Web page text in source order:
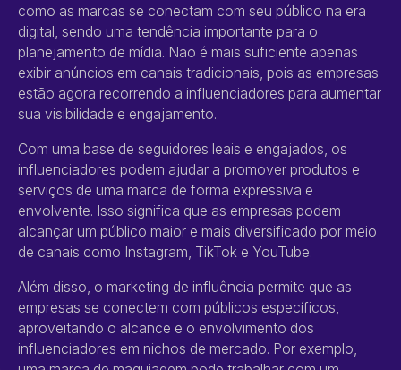
como as marcas se conectam com seu público na era
digital, sendo uma tendência importante para o
planejamento de mídia. Não é mais suficiente apenas
exibir anúncios em canais tradicionais, pois as empresas
estão agora recorrendo a influenciadores para aumentar
sua visibilidade e engajamento.
Com uma base de seguidores leais e engajados, os
influenciadores podem ajudar a promover produtos e
serviços de uma marca de forma expressiva e
envolvente. Isso significa que as empresas podem
alcançar um público maior e mais diversificado por meio
de canais como Instagram, TikTok e YouTube.
Além disso, o marketing de influência permite que as
empresas se conectem com públicos específicos,
aproveitando o alcance e o envolvimento dos
influenciadores em nichos de mercado. Por exemplo,